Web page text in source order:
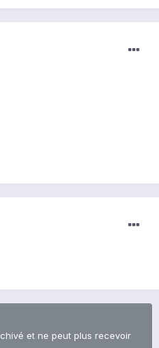
et ne peut plus recevoir